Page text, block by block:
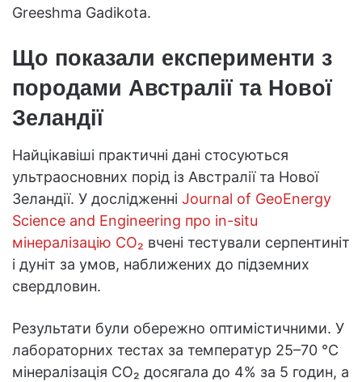
Greeshma Gadikota.
Що показали експерименти з
породами Австралії та Нової
Зеландії
Найцікавіші практичні дані стосуються
ультраосновних порід із Австралії та Нової
Зеландії. У дослідженні Journal of GeoEnergy
Science and Engineering про in-situ
мінералізацію CO₂ вчені тестували серпентиніт
і дуніт за умов, наближених до підземних
свердловин.
Результати були обережно оптимістичними. У
лабораторних тестах за температур 25–70 °C
мінералізація CO₂ досягала до 4% за 5 годин, а